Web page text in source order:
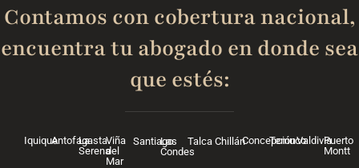
Contamos con cobertura nacional,
encuentra tu abogado en donde sea
que estés:
IquiqueAntofagasta
La
Serena
Viña
del
Mar
Santiago
Las
Condes
Talca ChillánConcepción
TemucoValdiviaPuerto
Montt